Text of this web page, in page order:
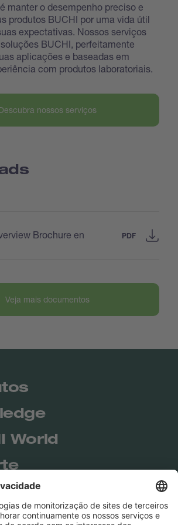
manter o desempenho preciso e
produtos BUCHI por uma vida útil
expectativas. Nossos serviços
BUCHI, perfeitamente
aplicações e baseadas em
com produtos laboratoriais.
nossos serviços
Brochure en PDF
Veja mais documentos
World
us